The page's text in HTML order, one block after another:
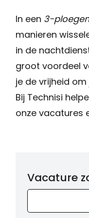
In een 3-
manieren
in de
groot voordeel
je de vrijheid
Bij Technisi
onze vacatures
Vacature